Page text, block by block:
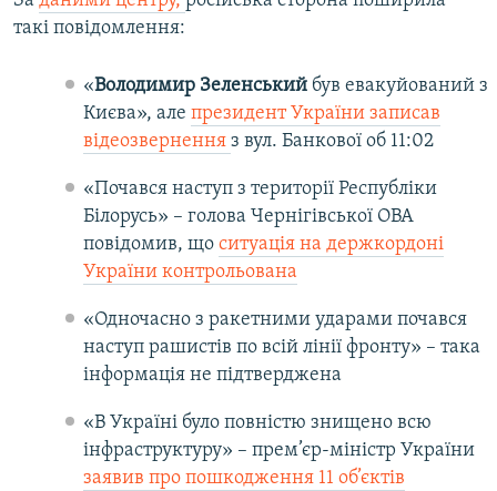
такі повідомлення:
«Володимир Зеленськийбув евакуйований з
Києва», але президент України записав
відеозвернення з вул. Банкової об 11:02
«Почався наступ з території Республіки
Білорусь» – голова Чернігівської ОВА
повідомив, що ситуація на держкордоні
України контрольована
«Одночасно з ракетними ударами почався
наступ рашистів по всій лінії фронту» – така
інформація не підтверджена
«В Україні було повністю знищено всю
інфраструктуру» – прем’єр-міністр України
заявив про пошкодження 11 об’єктів